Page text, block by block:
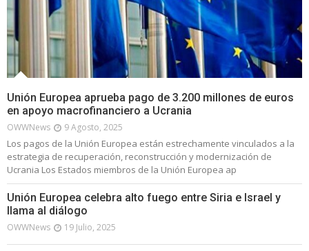
Unión Europea aprueba pago de 3.200 millones de euros
en apoyo macrofinanciero a Ucrania
OWWNews 9 Agosto, 2025
Los pagos de la Unión Europea están estrechamente vinculados a la
estrategia de recuperación, reconstrucción y modernización de
Ucrania Los Estados miembros de la Unión Europea ap
Unión Europea celebra alto fuego entre Siria e Israel y
llama al diálogo
OWWNews 19 Julio, 2025